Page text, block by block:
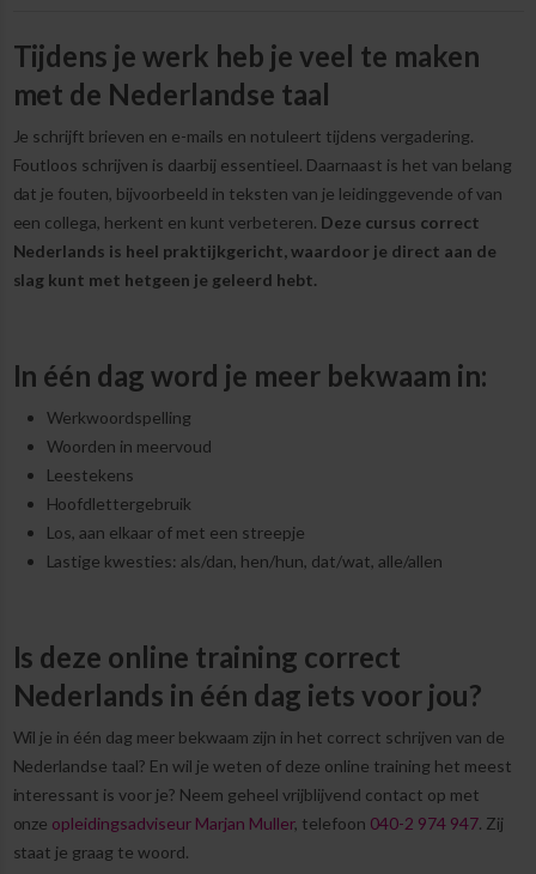
Tijdens je werk heb je veel te maken
met de Nederlandse taal
Je schrijft brieven en e-mails en notuleert tijdens vergadering.
Foutloos schrijven is daarbij essentieel. Daarnaast is het van belang
dat je fouten, bijvoorbeeld in teksten van je leidinggevende of van
een collega, herkent en kunt verbeteren. Deze cursus correct
Nederlands is heel praktijkgericht, waardoor je direct aan de
slag kunt met hetgeen je geleerd hebt.
In één dag word je meer bekwaam in:
Werkwoordspelling
Woorden in meervoud
Leestekens
Hoofdlettergebruik
Los, aan elkaar of met een streepje
Lastige kwesties: als/dan, hen/hun, dat/wat, alle/allen
Is deze online training correct
Nederlands in één dag iets voor jou?
Wil je in één dag meer bekwaam zijn in het correct schrijven van de
Nederlandse taal? En wil je weten of deze online training het meest
interessant is voor je? Neem geheel vrijblijvend contact op met
onze opleidingsadviseur Marjan Muller, telefoon 040-2 974 947. Zij
staat je graag te woord.